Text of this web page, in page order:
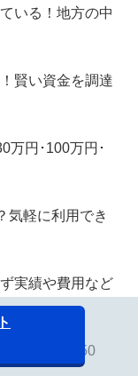
いる！地方の中
賢い資金を調達
万円･100万円･
気軽に利用でき
実績や費用など
日 120日 150